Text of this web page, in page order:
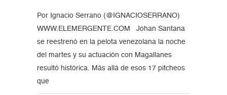
Por Ignacio Serrano (@IGNACIOSERRANO)
WWW.ELEMERGENTE.COM Johan Santana
se reestrenó en la pelota venezolana la noche
del martes y su actuación con Magallanes
resultó histórica. Más allá de esos 17 pitcheos
que